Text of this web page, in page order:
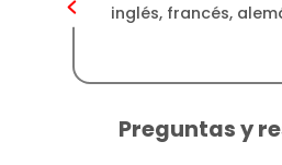
inglés, francés,
Preguntas y